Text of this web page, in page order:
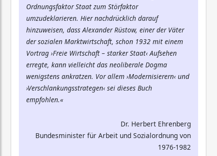
Ordnungsfaktor Staat zum Störfaktor
umzudeklarieren. Hier nachdrücklich darauf
hinzuweisen, dass Alexander Rüstow, einer der Väter
der sozialen Marktwirtschaft, schon 1932 mit einem
Vortrag ›Freie Wirtschaft – starker Staat‹ Aufsehen
erregte, kann vielleicht das neoliberale Dogma
wenigstens ankratzen. Vor allem ›Modernisierern‹ und
›Verschlankungsstrategen‹ sei dieses Buch
empfohlen.«
Dr. Herbert Ehrenberg
Bundesminister für Arbeit und Sozialordnung von
1976-1982